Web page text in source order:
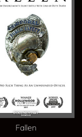
Fallen